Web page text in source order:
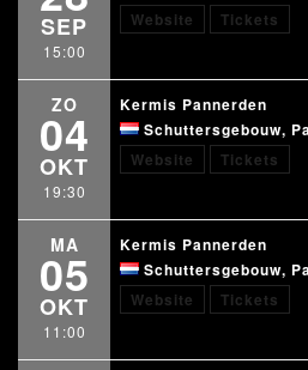
SEP
15:00
Website Tickets
ZO
04
OKT
19:30
Kermis Pannerden
Schuttersgebouw,
Website
Tickets
MA
05
OKT
11:00
Kermis Pannerden
Schuttersgebouw,
Website
Tickets